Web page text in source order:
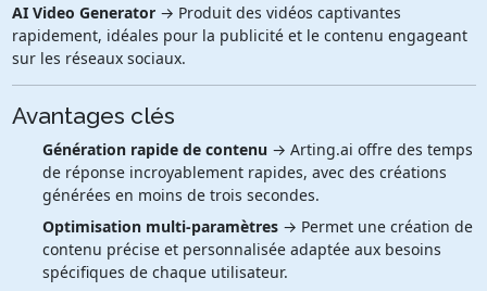
AI Video Generator→ Produit des vidéos captivantes
rapidement, idéales pour la publicité et le contenu engageant
sur les réseaux sociaux.
Avantages clés
Génération rapide de contenu→ Arting.ai offre des temps
de réponse incroyablement rapides, avec des créations
générées en moins de trois secondes.
Optimisation multi-paramètres→ Permet une création de
contenu précise et personnalisée adaptée aux besoins
spécifiques de chaque utilisateur.